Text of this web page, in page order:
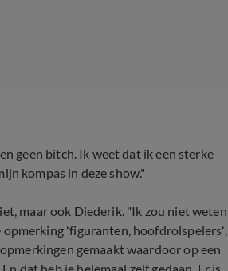
geen bitch. Ik weet dat ik een sterke
kompas in deze show."
maar ook Diederik. "Ik zou niet weten
‘figuranten, hoofdrolspelers‘,
gemaakt waardoor op een